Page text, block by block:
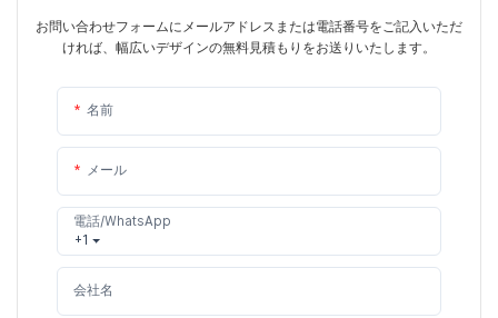
お問い合わせフォームにメールアドレスまたは電話番号をご記入いただ
ければ、幅広いデザインの無料見積もりをお送りいたします。
名前
メール
+1
電話/WhatsApp
会社名